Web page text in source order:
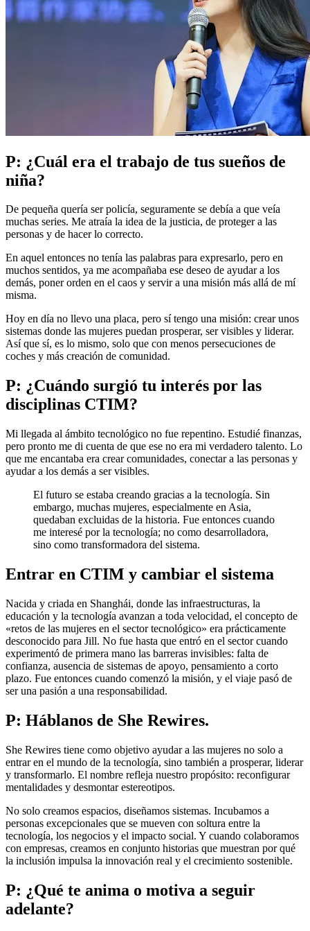
P: ¿Cuál era el trabajo de tus sueños de
niña?
De pequeña quería ser policía, seguramente se debía a que veía
muchas series. Me atraía la idea de la justicia, de proteger a las
personas y de hacer lo correcto.
En aquel entonces no tenía las palabras para expresarlo, pero en
muchos sentidos, ya me acompañaba ese deseo de ayudar a los
demás, poner orden en el caos y servir a una misión más allá de mí
misma.
Hoy en día no llevo una placa, pero sí tengo una misión: crear unos
sistemas donde las mujeres puedan prosperar, ser visibles y liderar.
Así que sí, es lo mismo, solo que con menos persecuciones de
coches y más creación de comunidad.
P: ¿Cuándo surgió tu interés por las
disciplinas CTIM?
Mi llegada al ámbito tecnológico no fue repentino. Estudié finanzas,
pero pronto me di cuenta de que ese no era mi verdadero talento. Lo
que me encantaba era crear comunidades, conectar a las personas y
ayudar a los demás a ser visibles.
El futuro se estaba creando gracias a la tecnología. Sin
embargo, muchas mujeres, especialmente en Asia,
quedaban excluidas de la historia. Fue entonces cuando
me interesé por la tecnología; no como desarrolladora,
sino como transformadora del sistema.
Entrar en CTIM y cambiar el sistema
Nacida y criada en Shanghái, donde las infraestructuras, la
educación y la tecnología avanzan a toda velocidad, el concepto de
«retos de las mujeres en el sector tecnológico» era prácticamente
desconocido para Jill. No fue hasta que entró en el sector cuando
experimentó de primera mano las barreras invisibles: falta de
confianza, ausencia de sistemas de apoyo, pensamiento a corto
plazo. Fue entonces cuando comenzó la misión, y el viaje pasó de
ser una pasión a una responsabilidad.
P: Háblanos de She Rewires.
She Rewires tiene como objetivo ayudar a las mujeres no solo a
entrar en el mundo de la tecnología, sino también a prosperar, liderar
y transformarlo. El nombre refleja nuestro propósito: reconfigurar
mentalidades y desmontar estereotipos.
No solo creamos espacios, diseñamos sistemas. Incubamos a
personas excepcionales que se mueven con soltura entre la
tecnología, los negocios y el impacto social. Y cuando colaboramos
con empresas, creamos en conjunto historias que muestran por qué
la inclusión impulsa la innovación real y el crecimiento sostenible.
P: ¿Qué te anima o motiva a seguir
adelante?